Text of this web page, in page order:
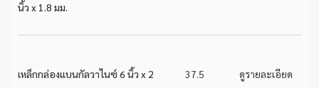
นิ้ว x 1.8 มม.
เหล็กกล่องแบนกัลวาไนซ์ 6 นิ้ว x 2 37.5 ดูรายละเอียด